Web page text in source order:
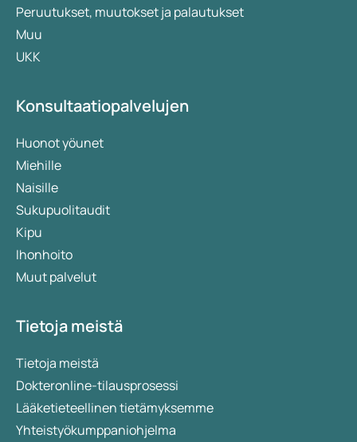
Peruutukset, muutokset ja palautukset
Muu
UKK
Konsultaatiopalvelujen
Huonot yöunet
Miehille
Naisille
Sukupuolitaudit
Kipu
Ihonhoito
Muut palvelut
Tietoja meistä
Tietoja meistä
Dokteronline-tilausprosessi
Lääketieteellinen tietämyksemme
Yhteistyökumppaniohjelma